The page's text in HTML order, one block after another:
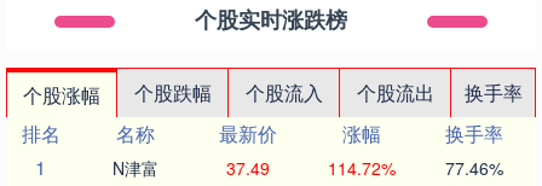
个股实时涨跌榜
个股涨幅 个股跌幅 个股流入 个股流出
换手率
排名
名称 最新价 涨幅
换手率
1
N津富 37.49 114.72% 77.46%